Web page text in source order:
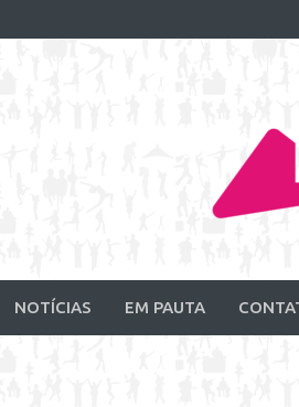
NOTÍCIAS EM PAUTA